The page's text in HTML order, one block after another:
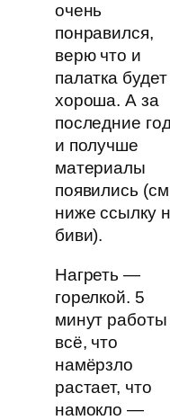
очень
понравился,
верю что и
палатка будет
хороша. А за
последние
и получше
материалы
появились (см
ниже ссылку
биви).
Нагреть —
горелкой. 5
минут
всё, что
намёрзло
растает, что
намокло —